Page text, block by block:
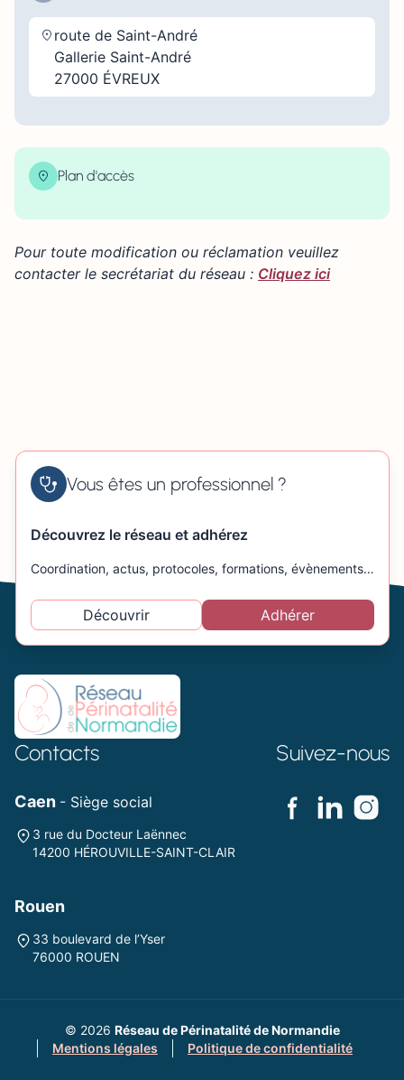
route de Saint-André
Gallerie Saint-André
27000 ÉVREUX
Plan d'accès
×
−
Pour toute modification ou réclamation veuillez
contacter le secrétariat du réseau : Cliquez ici
Vous êtes un professionnel ?
Découvrez le réseau et adhérez
Coordination, actus, protocoles, formations, évènements…
Découvrir Adhérer
Contacts
Caen - Siège social
3 rue du Docteur Laënnec
14200 HÉROUVILLE-SAINT-CLAIR
Rouen
33 boulevard de l’Yser
76000 ROUEN
Suivez-nous
© 2026 Réseau de Périnatalité de Normandie
Mentions légales
Politique de confidentialité